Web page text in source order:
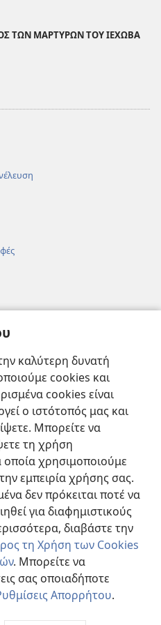
καλύτερη δυνατή
cookies και
cookies είναι
ο ιστότοπός μας και
Μπορείτε να
τη χρήση
χρησιμοποιούμε
εμπειρία χρήσης σας.
δεν πρόκειται ποτέ να
για διαφημιστικούς
διαβάστε την
τη Χρήση των Cookies
. Μπορείτε να
σας οποιαδήποτε
Απορρήτου.
ΤΩΝ ΜΑΡΤΥΡΩΝ ΤΟΥ ΙΕΧΩΒΑ
Φορείς και ΜΜΕ
Σκοπιάς™
and Tract Society of Pennsylvania.
|ΡΥΘΜΙΣΕΙΣ ΑΠΟΡΡΗΤΟΥ